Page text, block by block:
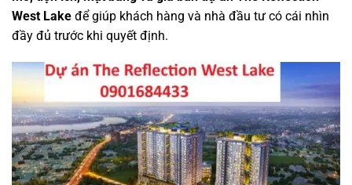
West Lake để giúp khách hàng và nhà đầu tư có cái nhìn
đầy đủ trước khi quyết định.